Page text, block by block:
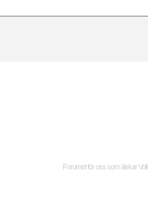
Forumet för oss som älskar